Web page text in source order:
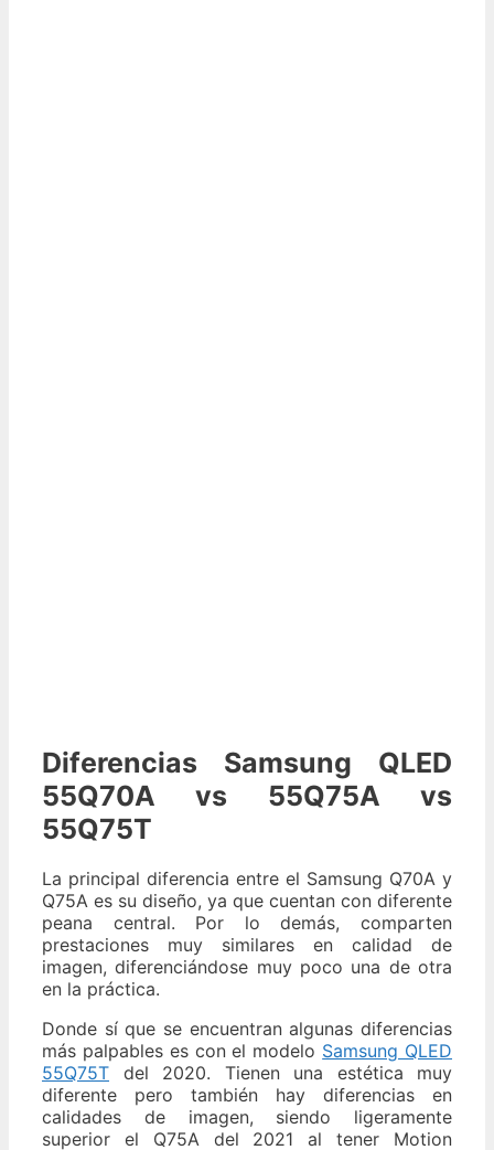
Diferencias Samsung QLED
55Q70A vs 55Q75A vs
55Q75T
La principal diferencia entre el Samsung Q70A y
Q75A es su diseño, ya que cuentan con diferente
peana central. Por lo demás, comparten
prestaciones muy similares en calidad de
imagen, diferenciándose muy poco una de otra
en la práctica.
Donde sí que se encuentran algunas diferencias
más palpables es con el modelo Samsung QLED
55Q75T del 2020. Tienen una estética muy
diferente pero también hay diferencias en
calidades de imagen, siendo ligeramente
superior el Q75A del 2021 al tener Motion